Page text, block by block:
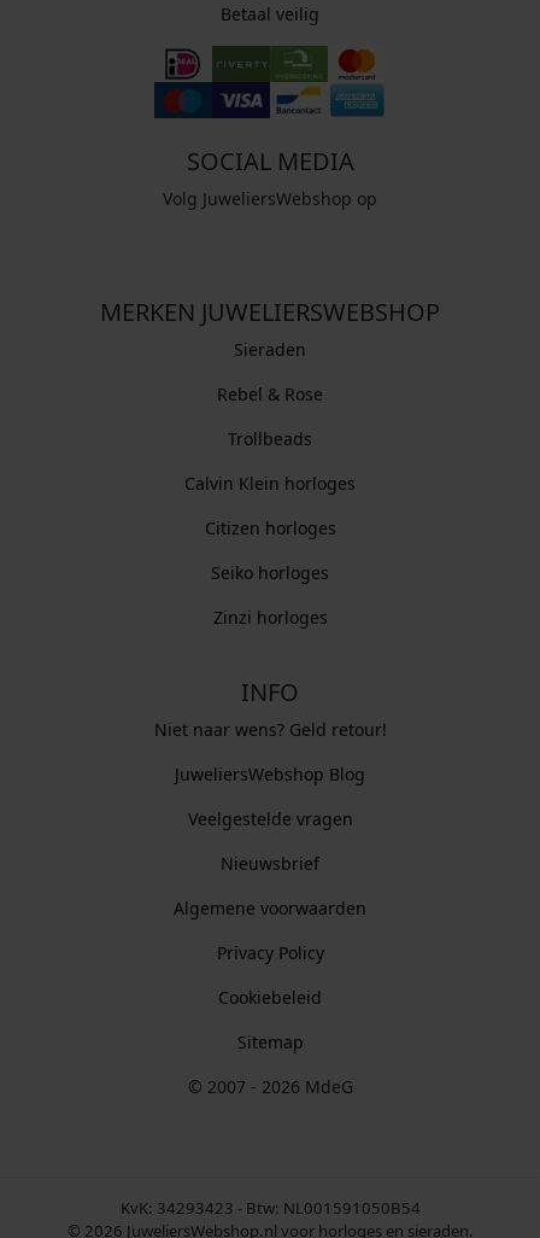
Betaal veilig
SOCIAL MEDIA
Volg JuweliersWebshop op
MERKEN JUWELIERSWEBSHOP
Sieraden
Rebel & Rose
Trollbeads
Calvin Klein horloges
Citizen horloges
Seiko horloges
Zinzi horloges
INFO
Niet naar wens? Geld retour!
JuweliersWebshop Blog
Veelgestelde vragen
Nieuwsbrief
Algemene voorwaarden
Privacy Policy
Cookiebeleid
Sitemap
© 2007 - 2026 MdeG
KvK: 34293423 - Btw: NL001591050B54
© 2026 JuweliersWebshop.nl voor horloges en sieraden.